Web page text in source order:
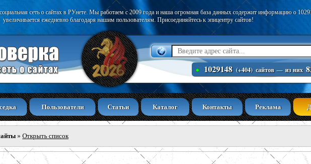
сеть о сайтах в РУнете. Мы работаем с 2009 года и наша огромная база данных содержит информацию о
увеличивается ежедневно благодаря нашим пользователям. Присоединяйтесь к эпицентру сайтов!
1029148 (+404) сайтов — из них
Пользователи Статьи Каталог Контакты Реклама
» Открыть список